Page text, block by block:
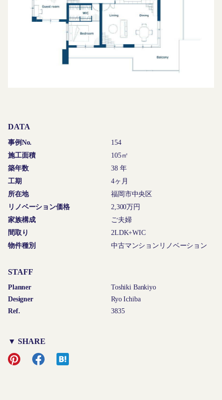
DATA
事例No.
154
施工面積
105㎡
築年数
38 年
工期
4ヶ月
所在地
福岡市中央区
リノベーション価格
2,300万円
家族構成
ご夫婦
間取り
2LDK+WIC
物件種別
中古マンションリノベーション
STAFF
Planner
Toshiki Bankiyo
Designer
Ryo Ichiba
Ref.
3835
▼ SHARE